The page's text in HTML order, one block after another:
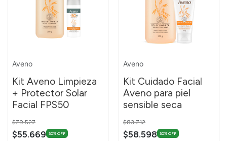
Aveno
Kit Aveno Limpieza
+ Protector Solar
Facial FPS50
Price reduced from
$79.527
$55.669 30% OFF
Aveno
Kit Cuidado Facial
Aveno para piel
sensible seca
Price reduced from
$83.712
$58.598 30% OFF